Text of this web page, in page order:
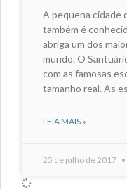
A pequena cidade
também é
abriga um dos
mundo. O
com as famosas
tamanho real. As
LEIA MAIS »
25 de julho de 2017